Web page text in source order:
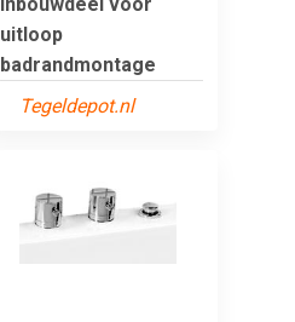
uitloop
badrandmontage
Tegeldepot.nl